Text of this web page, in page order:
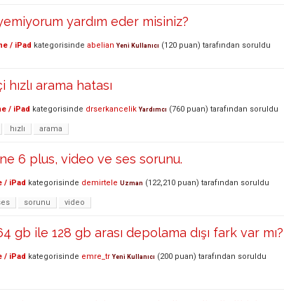
yardım eder misiniz?
/ iPad kategorisinde abelian Yeni Kullanıcı (120 puan) tarafından soruldu
hızlı arama hatası
/ iPad kategorisinde drserkancelik Yardımcı (760 puan) tarafından soruldu
hızlı arama
6 plus, video ve ses sorunu.
/ iPad kategorisinde demirtele Uzman (122,210 puan) tarafından soruldu
sorunu video
gb ile 128 gb arası depolama dışı fark var mı?
/ iPad kategorisinde emre_tr Yeni Kullanıcı (200 puan) tarafından soruldu